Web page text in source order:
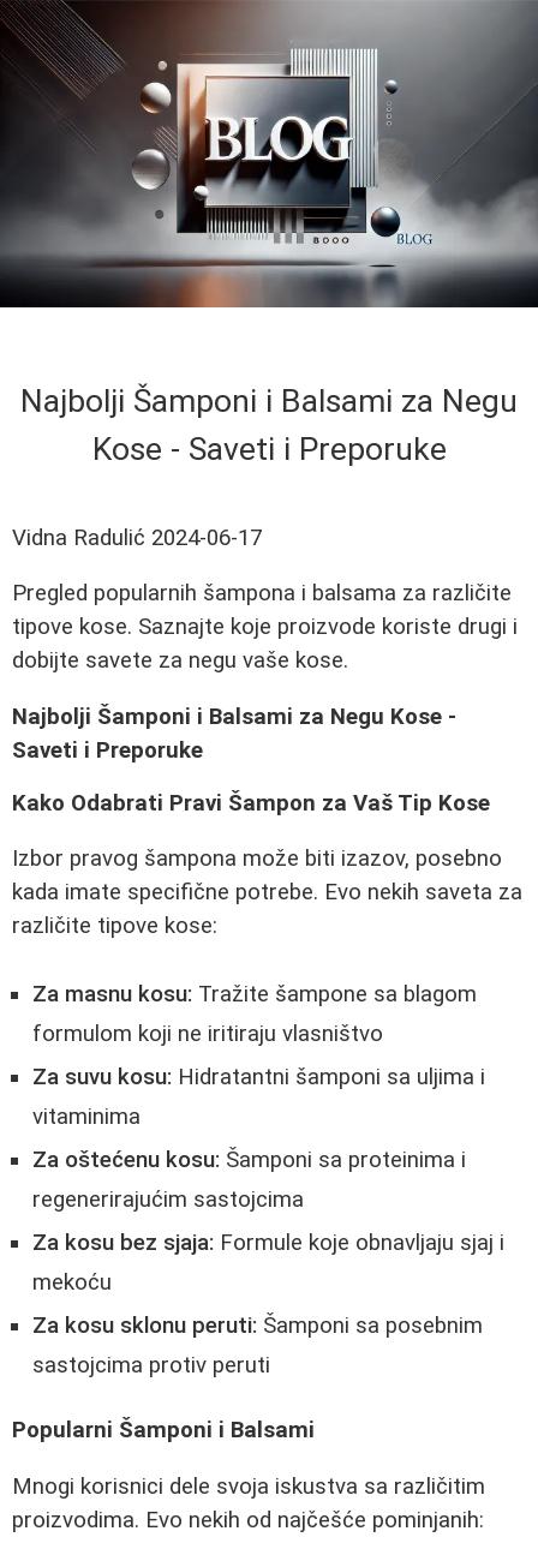
Najbolji Šamponi i Balsami za Negu
Kose - Saveti i Preporuke
Vidna Radulić 2024-06-17
Pregled popularnih šampona i balsama za različite
tipove kose. Saznajte koje proizvode koriste drugi i
dobijte savete za negu vaše kose.
Najbolji Šamponi i Balsami za Negu Kose -
Saveti i Preporuke
Kako Odabrati Pravi Šampon za Vaš Tip Kose
Izbor pravog šampona može biti izazov, posebno
kada imate specifične potrebe. Evo nekih saveta za
različite tipove kose:
Za masnu kosu: Tražite šampone sa blagom
formulom koji ne iritiraju vlasništvo
Za suvu kosu: Hidratantni šamponi sa uljima i
vitaminima
Za oštećenu kosu: Šamponi sa proteinima i
regenerirajućim sastojcima
Za kosu bez sjaja: Formule koje obnavljaju sjaj i
mekoću
Za kosu sklonu peruti: Šamponi sa posebnim
sastojcima protiv peruti
Popularni Šamponi i Balsami
Mnogi korisnici dele svoja iskustva sa različitim
proizvodima. Evo nekih od najčešće pominjanih: